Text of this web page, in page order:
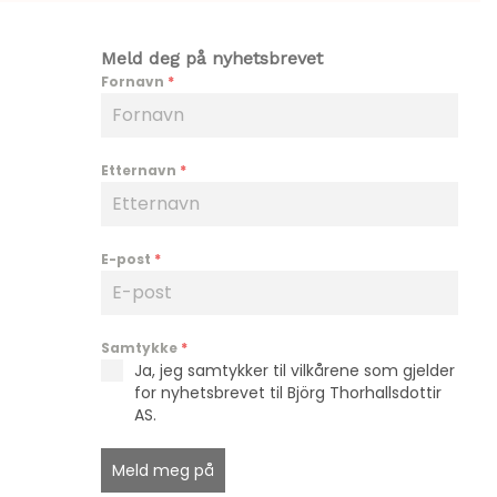
Meld deg på nyhetsbrevet
Fornavn *
Etternavn *
E-post *
Samtykke *
Ja, jeg samtykker til vilkårene som gjelder
for nyhetsbrevet til Björg Thorhallsdottir
AS.
Meld meg på